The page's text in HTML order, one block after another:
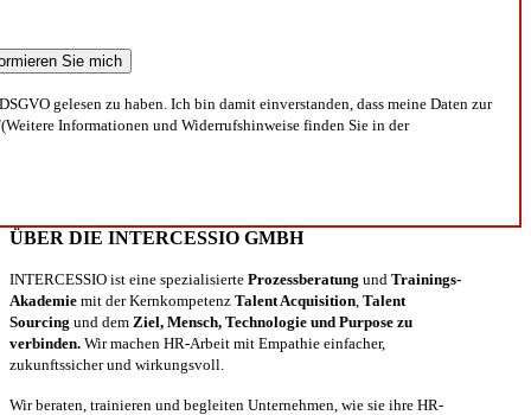
gelesen zu haben. Ich bin damit einverstanden, dass meine Daten zur
Informationen und Widerrufshinweise finden Sie in der
ÜBER DIE INTERCESSIO GMBH
INTERCESSIO ist eine spezialisierte Prozessberatung und Trainings-
Akademie mit der Kernkompetenz Talent Acquisition Talent
Sourcing und dem Ziel, Mensch, Technologie und Purpose zu
verbinden. Wir machen HR-Arbeit mit Empathie einfacher,
zukunftssicher und wirkungsvoll.
Wir beraten, trainieren und begleiten Unternehmen, wie sie ihre HR-